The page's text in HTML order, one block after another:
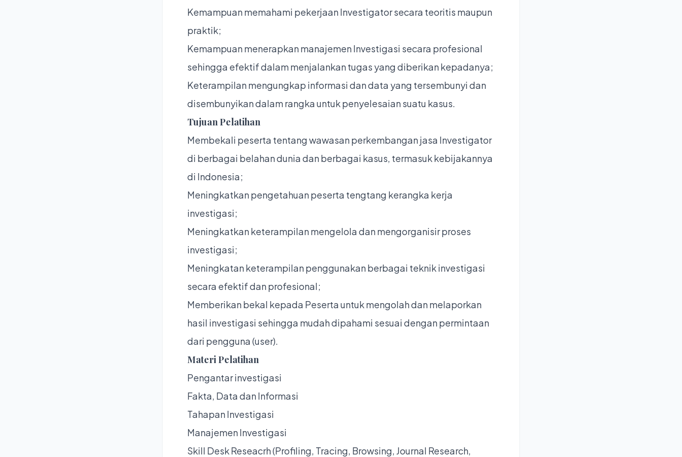
Kemampuan memahami pekerjaan Investigator secara teoritis maupun
praktik;
Kemampuan menerapkan manajemen Investigasi secara profesional
sehingga efektif dalam menjalankan tugas yang diberikan kepadanya;
Keterampilan mengungkap informasi dan data yang tersembunyi dan
disembunyikan dalam rangka untuk penyelesaian suatu kasus.
Tujuan Pelatihan
Membekali peserta tentang wawasan perkembangan jasa Investigator
di berbagai belahan dunia dan berbagai kasus, termasuk kebijakannya
di Indonesia;
Meningkatkan pengetahuan peserta tengtang kerangka kerja
investigasi;
Meningkatkan keterampilan mengelola dan mengorganisir proses
investigasi;
Meningkatan keterampilan penggunakan berbagai teknik investigasi
secara efektif dan profesional;
Memberikan bekal kepada Peserta untuk mengolah dan melaporkan
hasil investigasi sehingga mudah dipahami sesuai dengan permintaan
dari pengguna (user).
Materi Pelatihan
Pengantar investigasi
Fakta, Data dan Informasi
Tahapan Investigasi
Manajemen Investigasi
Skill Desk Reseacrh (Profiling, Tracing, Browsing, Journal Research,